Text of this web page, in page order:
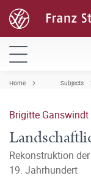
Home Subjects
Brigitte Ganswindt
Rekonstruktion
19. Jahrhundert